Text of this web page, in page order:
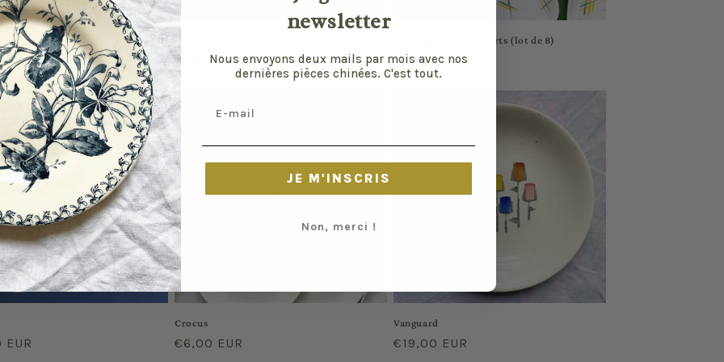
Poisson
Prix
habituel
€25,00 EUR
Hashtags jaunes et verts (lot de 8)
Prix
habituel
€39,00 EUR
Crocus
Prix
€6,00 EUR
Vanguard
Prix
€19,00 EUR
newsletter
Nous envoyons deux mails par mois avec nos
dernières pièces chinées. C'est tout.
JE M'INSCRIS
Non, merci !